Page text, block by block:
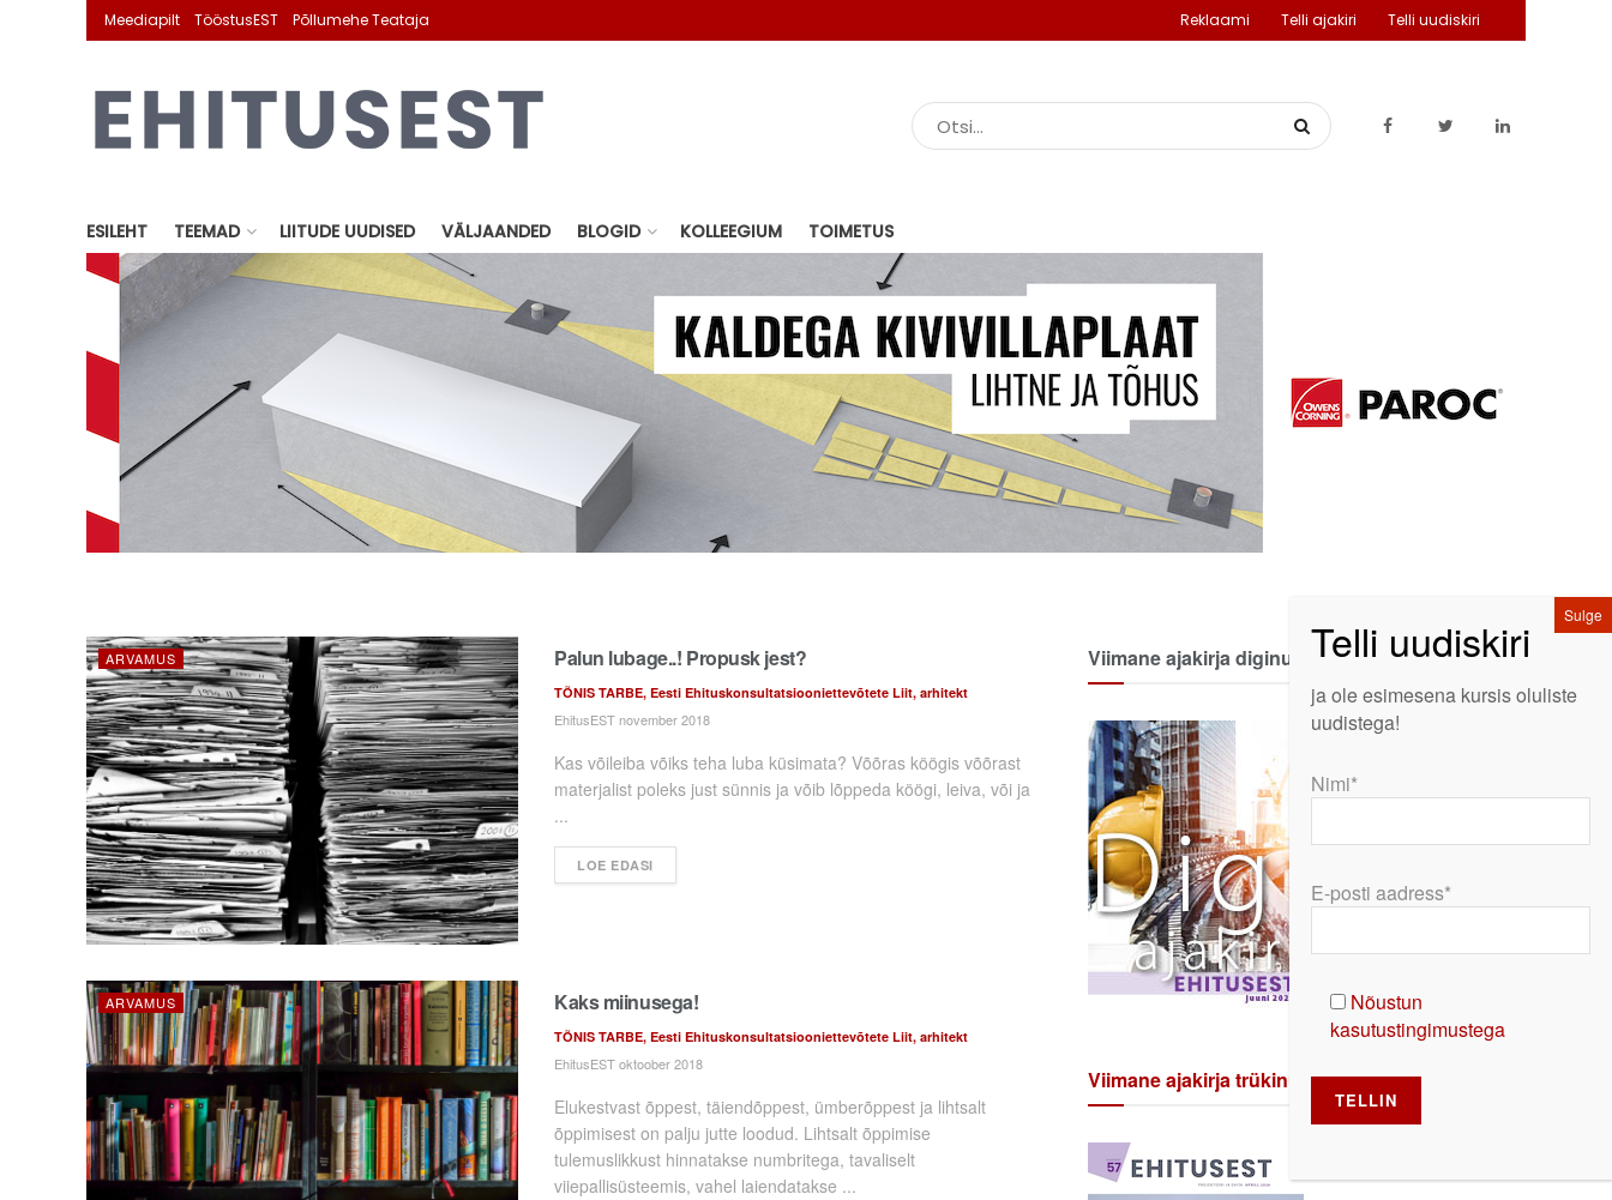
Meediapilt TööstusEST Põllumehe Teataja Reklaami Telli ajakiri Telli uudiskiri
ESILEHT TEEMAD LIITUDE UUDISED VÄLJAANDED BLOGID KOLLEEGIUM TOIMETUS
ARVAMUS Palun lubage..! Propusk jest?
TÕNIS TARBE, Eesti Ehituskonsultatsiooniettevõtete Liit, arhitekt
EhitusEST november 2018
Kas võileiba võiks teha luba küsimata? Võõras köögis võõrast
materjalist poleks just sünnis ja võib lõppeda köögi, leiva, või ja
...
LOE EDASI
ARVAMUS Kaks miinusega!
TÕNIS TARBE, Eesti Ehituskonsultatsiooniettevõtete Liit, arhitekt
EhitusEST oktoober 2018
Elukestvast õppest, täiendõppest, ümberõppest ja lihtsalt
õppimisest on palju jutte loodud. Lihtsalt õppimise
tulemuslikkust hinnatakse numbritega, tavaliselt
viiepallisüsteemis, vahel laiendatakse ...
Viimane ajakirja diginumber
Viimane ajakirja trükinumber
ja ole esimesena kursis oluliste
uudistega!
Nimi*
E-posti aadress*
Nõustun
kasutustingimustega